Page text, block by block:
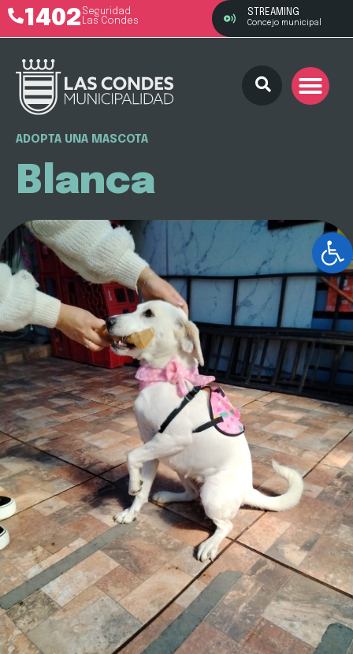
1402 Seguridad
Las Condes
STREAMING
Concejo municipal
ADOPTA UNA MASCOTA
Blanca